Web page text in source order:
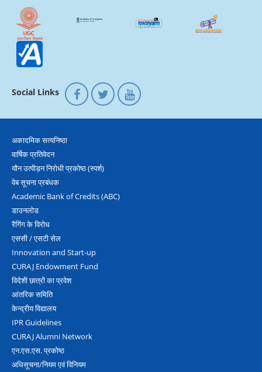
Social Links
अकादमिक सत्‍यनिष्‍ठा
वार्षिक प्रतिवेदन
यौन उत्‍पीड़न निरोधी प्रकोष्‍ठ (स्‍पर्श)
वेब सूचना प्रबंधक
Academic Bank of Credits (ABC)
डाउनलोड
रैगिंग के विरोध
एससी / एसटी सेल
Innovation and Start-up
CURAJ Endowment Fund
विदेशी छात्रों का प्रवेश
आंतरिक समिति
केन्द्रीय विद्यालय
IPR Guidelines
CURAJ Alumni Network
एन.एस.एस. प्रकोष्‍ठ
अधिसूचना/नियम एवं विनियम